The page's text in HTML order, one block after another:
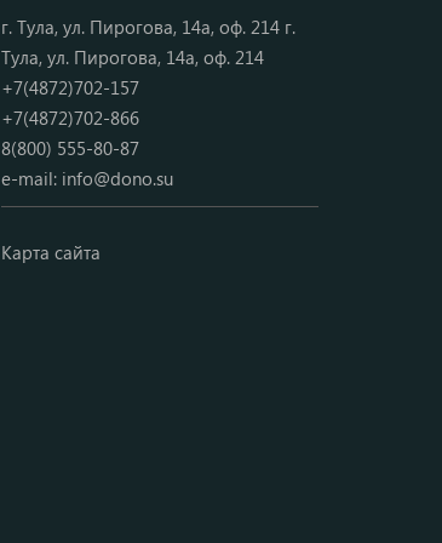
г. Тула, ул. Пирогова, 14а, оф. 214 г.
Тула, ул. Пирогова, 14а, оф. 214
+7(4872)702-157
+7(4872)702-866
8(800) 555-80-87
e-mail: info@dono.su
Карта сайта